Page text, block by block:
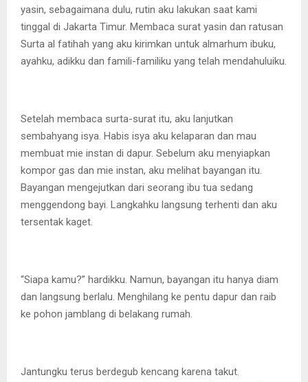
yasin, sebagaimana dulu, rutin aku lakukan saat kami
tinggal di Jakarta Timur. Membaca surat yasin dan ratusan
Surta al fatihah yang aku kirimkan untuk almarhum ibuku,
ayahku, adikku dan famili-familiku yang telah mendahuluiku.
Setelah membaca surta-surat itu, aku lanjutkan
sembahyang isya. Habis isya aku kelaparan dan mau
membuat mie instan di dapur. Sebelum aku menyiapkan
kompor gas dan mie instan, aku melihat bayangan itu.
Bayangan mengejutkan dari seorang ibu tua sedang
menggendong bayi. Langkahku langsung terhenti dan aku
tersentak kaget.
“Siapa kamu?” hardikku. Namun, bayangan itu hanya diam
dan langsung berlalu. Menghilang ke pentu dapur dan raib
ke pohon jamblang di belakang rumah.
Jantungku terus berdegub kencang karena takut.